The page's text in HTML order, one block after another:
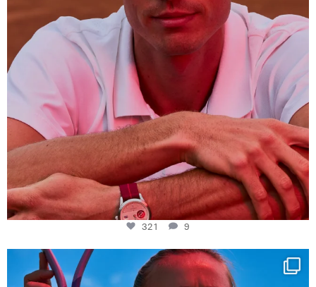
321 9
Determination, elegance and Swiss precision —
441
14